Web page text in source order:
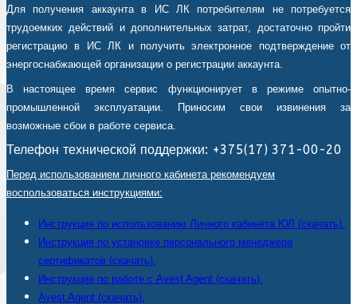
Для получения аккаунта в ИС ЛК потребителям не потребуется
трудоемких действий и дополнительных затрат, достаточно пройти
регистрацию в ИС ЛК и получить электронное подтверждение от
энергоснабжающей организации о регистрации аккаунта.
В настоящее время сервис функционирует в режиме опытно-
промышленной эксплуатации. Приносим свои извинения за
возможные сбои в работе сервиса.
Телефон технической поддержки: +375(17) 371-00-20
Перед использованием личного кабинета рекомендуем
воспользоваться инструкциями:
Инструкция по использованию Личного кабинета ЮЛ (скачать).
Инструкция по установке персонального менеджера
сертификатов (скачать).
Инструкция по работе с Avest Agent (скачать).
Avest Agent (скачать).